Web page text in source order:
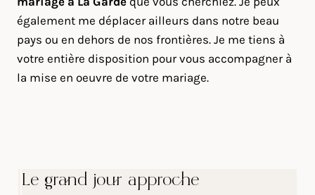
également me déplacer ailleurs dans notre beau
pays ou en dehors de nos frontières. Je me tiens à
votre entière disposition pour vous accompagner à
la mise en oeuvre de votre mariage.
Le grand jour approche